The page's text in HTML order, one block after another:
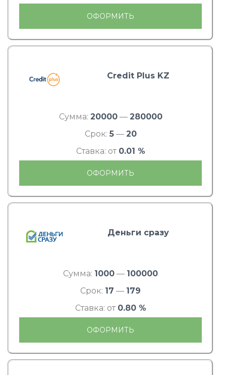
ОФОРМИТЬ
Credit Plus KZ
Сумма: 20000— 280000
Срок: 5— 20
Ставка: от 0.01 %
ОФОРМИТЬ
Деньги сразу
Сумма: 1000 — 100000
Срок: 17 — 179
Ставка: от 0.80 %
ОФОРМИТЬ